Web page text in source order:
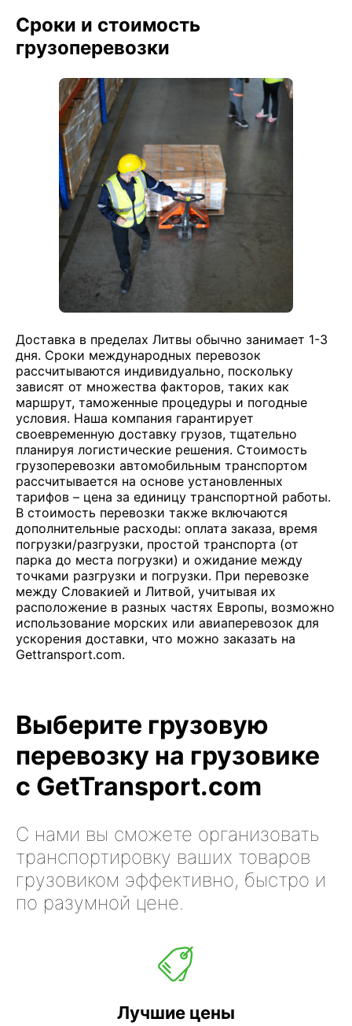
Сроки и стоимость
грузоперевозки
Доставка в пределах Литвы обычно занимает 1-3
дня. Сроки международных перевозок
рассчитываются индивидуально, поскольку
зависят от множества факторов, таких как
маршрут, таможенные процедуры и погодные
условия. Наша компания гарантирует
своевременную доставку грузов, тщательно
планируя логистические решения. Стоимость
грузоперевозки автомобильным транспортом
рассчитывается на основе установленных
тарифов – цена за единицу транспортной работы.
В стоимость перевозки также включаются
дополнительные расходы: оплата заказа, время
погрузки/разгрузки, простой транспорта (от
парка до места погрузки) и ожидание между
точками разгрузки и погрузки. При перевозке
между Словакией и Литвой, учитывая их
расположение в разных частях Европы, возможно
использование морских или авиаперевозок для
ускорения доставки, что можно заказать на
Gettransport.com.
Выберите грузовую
перевозку на грузовике
с GetTransport.com
С нами вы сможете организовать
транспортировку ваших товаров
грузовиком эффективно, быстро и
по разумной цене.
Лучшие цены